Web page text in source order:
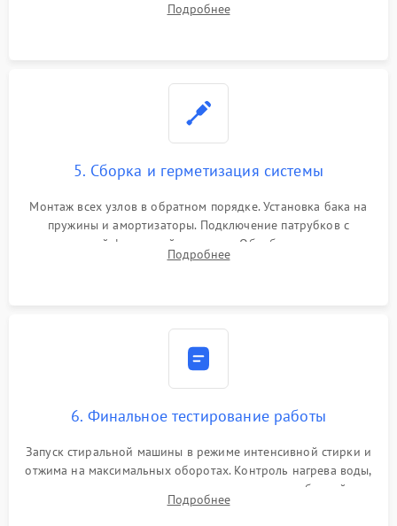
или поврежденной резиновой манжеты.
Подробнее
5. Сборка и герметизация системы
Монтаж всех узлов в обратном порядке. Установка бака на
пружины и амортизаторы. Подключение патрубков с
надежной фиксацией хомутами. Обработка стыков
герметиком для предотвращения возможных протечек воды.
Подробнее
6. Финальное тестирование работы
Запуск стиральной машины в режиме интенсивной стирки и
отжима на максимальных оборотах. Контроль нагрева воды,
корректности слива, отсутствия излишних вибраций,
посторонних стуков и протечек под корпусом.
Подробнее